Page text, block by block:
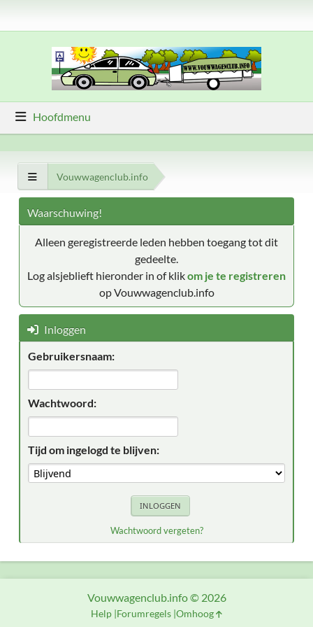
Hoofdmenu
Vouwwagenclub.info
Waarschuwing!
Alleen geregistreerde leden hebben toegang tot dit
gedeelte.
Log alsjeblieft hieronder in of klikom je te registreren
op Vouwwagenclub.info
Inloggen
Gebruikersnaam:
Wachtwoord:
Tijd om ingelogd te blijven:
Wachtwoord vergeten?
Vouwwagenclub.info © 2026
Help Forumregels Omhoog